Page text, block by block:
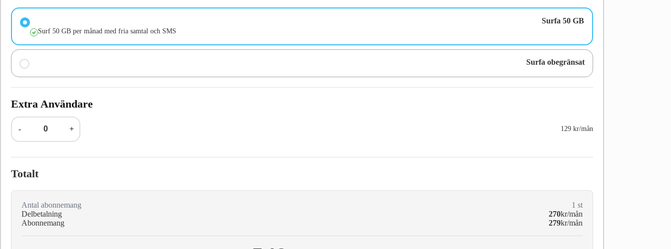
Surfa 50 GB
Surf 50 GB per månad med fria samtal och SMS
Surfa obegränsat
Extra Användare
- + 129 kr/mån
Totalt
Antal abonnemang 1 st
Delbetalning
270kr/mån
Abonnemang
279kr/mån